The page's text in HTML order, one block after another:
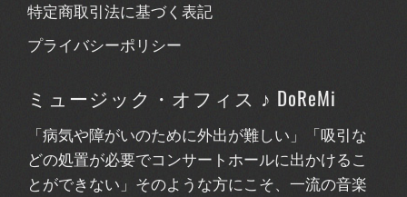
特定商取引法に基づく表記
プライバシーポリシー
ミュージック・オフィス ♪ DoReMi
「病気や障がいのために外出が難しい」「吸引な
どの処置が必要でコンサートホールに出かけるこ
とができない」そのような方にこそ、一流の音楽